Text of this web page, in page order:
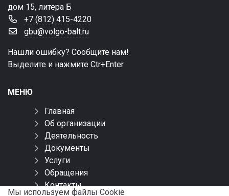
дом 15, литера Б
+7 (812) 415-4220
gbu@volgo-balt.ru
Нашли ошибку? Сообщите нам!
Выделите и нажмите Ctr+Enter
МЕНЮ
Главная
Об организации
Деятельность
Документы
Услуги
Обращения
Контакты
Мы используем файлы Сookie